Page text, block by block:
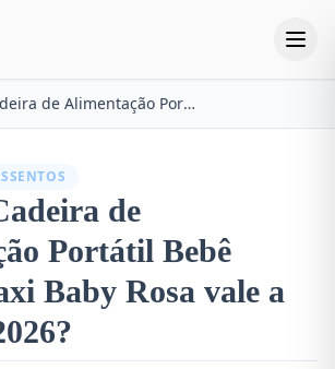
Cadeira de Alimentação Portátil Bebê Honey Maxi Baby Rosa
de
Portátil Bebê
Baby Rosa vale a